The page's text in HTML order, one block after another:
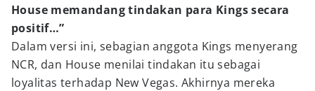
House memandang tindakan para Kings secara
positif…”
Dalam versi ini, sebagian anggota Kings menyerang
NCR, dan House menilai tindakan itu sebagai
loyalitas terhadap New Vegas. Akhirnya mereka